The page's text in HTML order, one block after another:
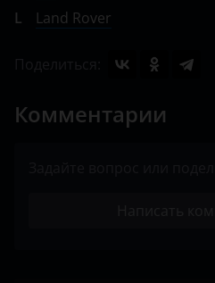
L
Land Rover
Комментарии